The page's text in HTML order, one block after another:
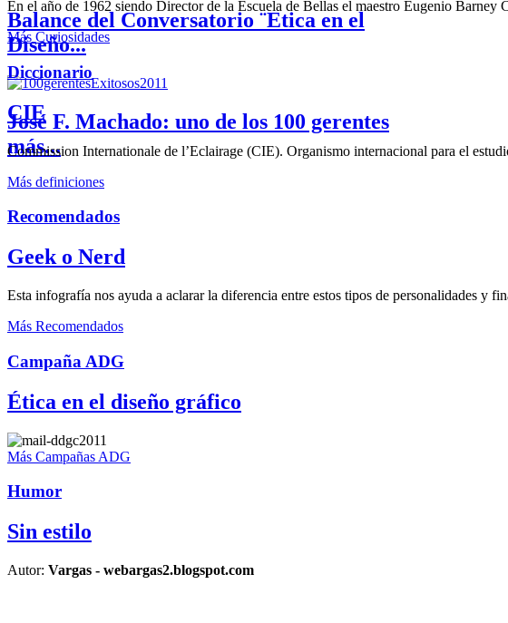
Balance del Conversatorio ¨Etica en el
Diseño...
José F. Machado: uno de los 100 gerentes
más...
En el año de 1962 siendo Director de la Escuela de Bellas el maestro Eugenio Barney
Más Curiosidades
Diccionario
CIE
Commission Internationale de l’Eclairage (CIE). Organismo internacional para el
Más definiciones
Recomendados
Geek o Nerd
Esta infografía nos ayuda a aclarar la diferencia entre estos tipos de personalidades y
Más Recomendados
Campaña ADG
Ética en el diseño gráfico
Más Campañas ADG
Humor
Sin estilo
Autor: Vargas - webargas2.blogspot.com